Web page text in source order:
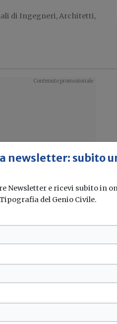
di Ingegneri, Architetti,
dei Conti alla
Corte dei Conti della...
newsletter: subito
Newsletter e ricevi subito in
del Genio Civile.